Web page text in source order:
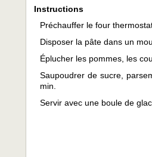
Instructions
Préchauffer le four
Disposer la pâte dans un
Éplucher les pommes, les
Saupoudrer de sucre,
min.
Servir avec une boule de